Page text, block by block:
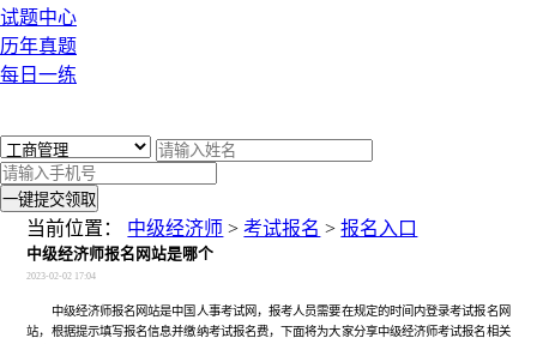
试题中心
历年真题
每日一练
一键提交领取
当前位置： 中级经济师 >考试报名 >报名入口
中级经济师报名网站是哪个
2023-02-02 17:04
中级经济师报名网站是中国人事考试网，报考人员需要在规定的时间内登录考试报名网
站，根据提示填写报名信息并缴纳考试报名费，下面将为大家分享中级经济师考试报名相关